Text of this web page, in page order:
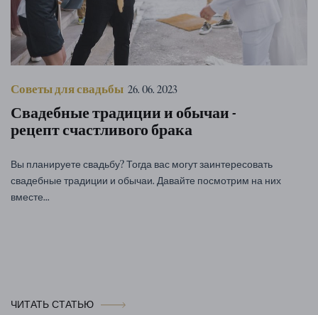
Советы для свадьбы 26. 06. 2023
Свадебные традиции и обычаи -
рецепт счастливого брака
Вы планируете свадьбу? Тогда вас могут заинтересовать
свадебные традиции и обычаи. Давайте посмотрим на них
вместе...
ЧИТАТЬ СТАТЬЮ